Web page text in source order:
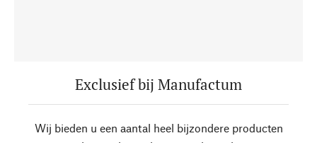
Exclusief bij Manufactum
Wij bieden u een aantal heel bijzondere producten